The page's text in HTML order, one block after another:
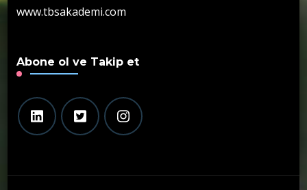
www.tbsakademi.com
Abone ol ve Takip et